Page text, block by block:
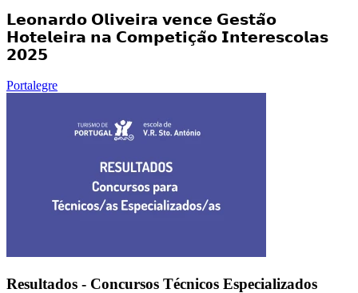
𝗟𝗲𝗼𝗻𝗮𝗿𝗱𝗼 𝗢𝗹𝗶𝘃𝗲𝗶𝗿𝗮 𝘃𝗲𝗻𝗰𝗲 𝗚𝗲𝘀𝘁𝗮̃𝗼
𝗛𝗼𝘁𝗲𝗹𝗲𝗶𝗿𝗮 𝗻𝗮 𝗖𝗼𝗺𝗽𝗲𝘁𝗶𝗰̧𝗮̃𝗼 𝗜𝗻𝘁𝗲𝗿𝗲𝘀𝗰𝗼𝗹𝗮𝘀
𝟮𝟬𝟮𝟱
Portalegre
Resultados - Concursos Técnicos Especializados